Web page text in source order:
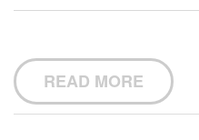
READ MORE